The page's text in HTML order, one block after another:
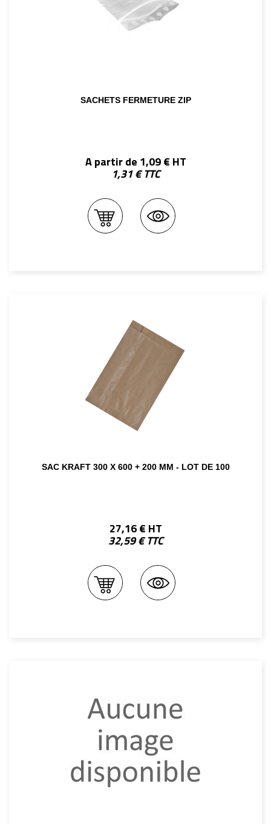
SACHETS FERMETURE ZIP
A partir de 1,09 € HT
1,31 € TTC
SAC KRAFT 300 X 600 + 200 MM - LOT DE 100
27,16 € HT
32,59 € TTC